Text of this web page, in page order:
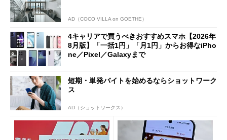
AD（COCO VILLA on GOETHE）
4キャリアで買うべきおすすめスマホ【2026年
8月版】「一括1円」「月1円」からお得なiPho
ne／Pixel／Galaxyまで
短期・単発バイトを始めるならショットワーク
ス
AD（ショットワークス）